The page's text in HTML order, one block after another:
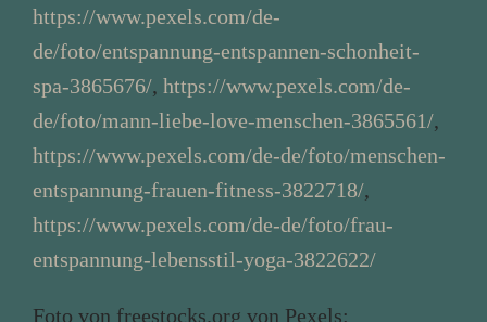
https://www.pexels.com/de-
de/foto/entspannung-entspannen-schonheit-
spa-3865676/, https://www.pexels.com/de-
de/foto/mann-liebe-love-menschen-3865561/,
https://www.pexels.com/de-de/foto/menschen-
entspannung-frauen-fitness-3822718/,
https://www.pexels.com/de-de/foto/frau-
entspannung-lebensstil-yoga-3822622/
Foto von freestocks.org von Pexels: